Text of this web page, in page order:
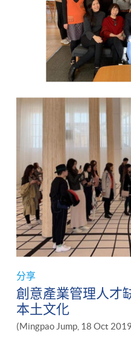
分享
創意產業管理人才
本土文化
(Mingpao Jump, 18 Oct